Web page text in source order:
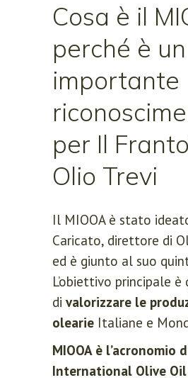
Cosa è il
perché è un
importante
per Il
Olio Trevi
Il MIOOA è stato
Caricato, direttore di
ed è giunto al suo
L’obiettivo principale è
di valorizzare le
olearie Italiane e
MIOOA è l’acronomio
International Olive Oil